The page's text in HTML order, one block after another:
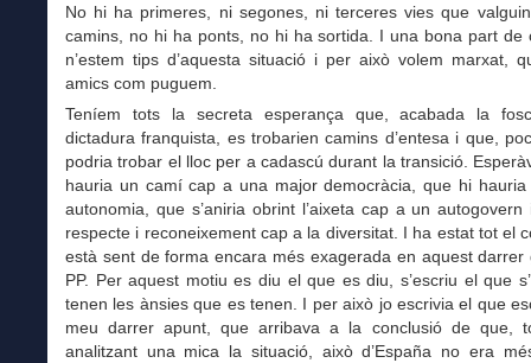
No hi ha primeres, ni segones, ni terceres vies que
camins, no hi ha ponts, no hi ha sortida. I una bona part de
n’estem tips d’aquesta situació i per això volem marxat,
amics com puguem.
Teníem tots la secreta esperança que, acabada la
dictadura franquista, es trobarien camins d’entesa i que,
podria trobar el lloc per a cadascú durant la transició.
hauria un camí cap a una major democràcia, que hi hauria
autonomia, que s’aniria obrint l’aixeta cap a un
respecte i reconeixement cap a la diversitat. I ha estat tot el
està sent de forma encara més exagerada en aquest darrer
PP. Per aquest motiu es diu el que es diu, s’escriu el que
tenen les ànsies que es tenen. I per això jo escrivia el que
meu darrer apunt, que arribava a la conclusió de que,
analitzant una mica la situació, això d’España no era